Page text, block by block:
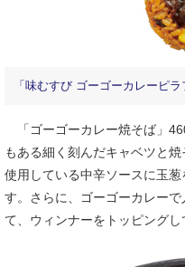
「味むすび ゴーゴーカレーピラ
「ゴーゴーカレー焼そば」
もある細く刻んだキャベツと
使用している中辛ソースに玉
す。さらに、ゴーゴーカレー
て、ウィンナーをトッピングし